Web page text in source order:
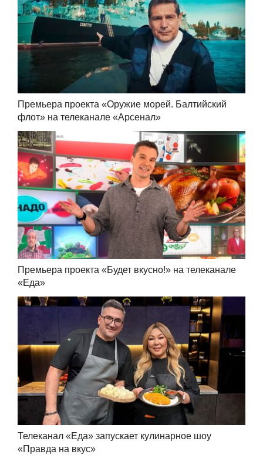
Премьера проекта «Оружие морей. Балтийский
флот» на телеканале «Арсенал»
Премьера проекта «Будет вкусно!» на телеканале
«Еда»
Телеканал «Еда» запускает кулинарное шоу
«Правда на вкус»